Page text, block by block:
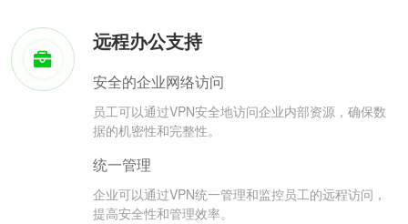
远程办公支持
安全的企业网络访问
员工可以通过VPN安全地访问企业内部资源，确保数
据的机密性和完整性。
统一管理
企业可以通过VPN统一管理和监控员工的远程访问，
提高安全性和管理效率。